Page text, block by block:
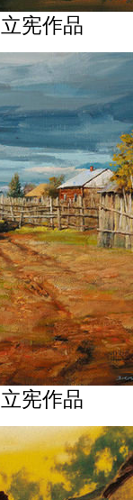
宪作品
宪作品